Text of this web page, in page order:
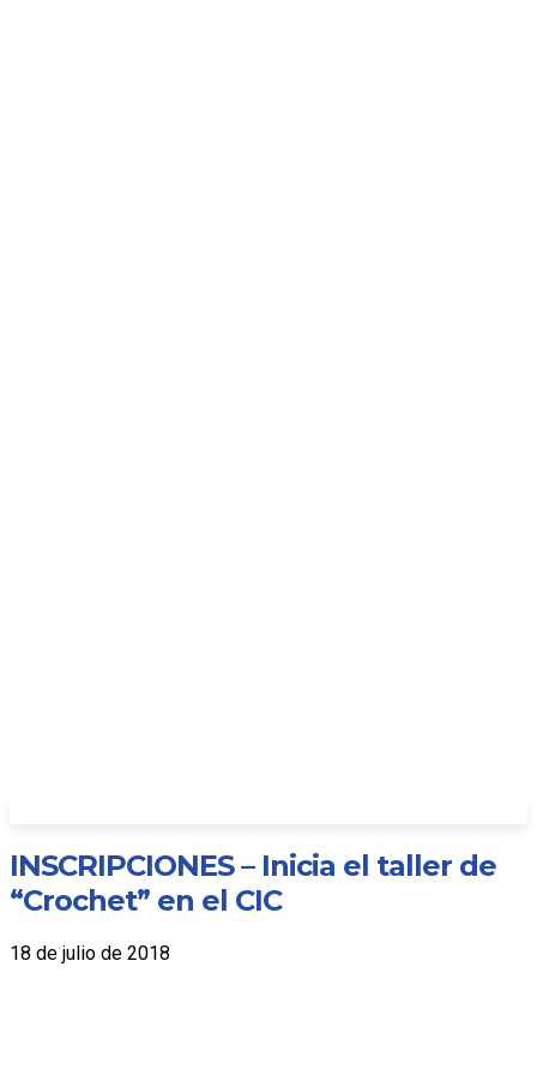
INSCRIPCIONES – Inicia el taller de
“Crochet” en el CIC
18 de julio de 2018